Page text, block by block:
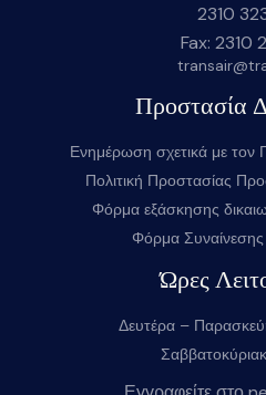
2310
Fax: 2310
Προστασία
Ενημέρωση σχετικά με τον
Πολιτική Προστασίας
Φόρμα εξάσκησης
Φόρμα
Ώρες
Δευτέρα –